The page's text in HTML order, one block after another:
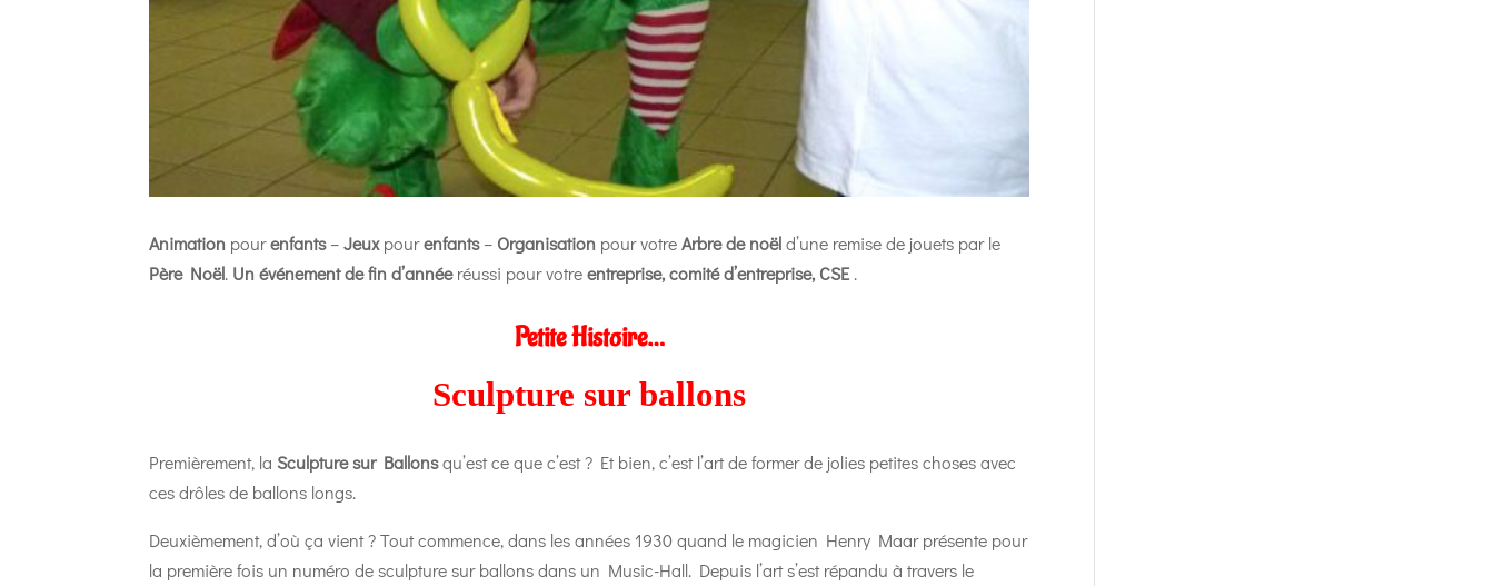
Animation pourenfants–Jeuxpourenfants– Organisation pour votreArbre de noëld’une remise de jouets par le
Père Noël. Un événement de fin d’annéeréussi pour votreentreprise, comité d’entreprise, CSE .
Petite Histoire…
Sculpture sur ballons
Premièrement, laSculpture sur Ballonsqu’est ce que c’est ? Et bien, c’est l’art de former de jolies petites choses avec
ces drôles de ballons longs.
Deuxièmement, d’où ça vient ?Tout commence,dans les années 1930 quand le magicien Henry Maar présente pour
la première fois un numéro de sculpture sur ballons dans un Music-Hall. Depuis l’art s’est répandu à travers le